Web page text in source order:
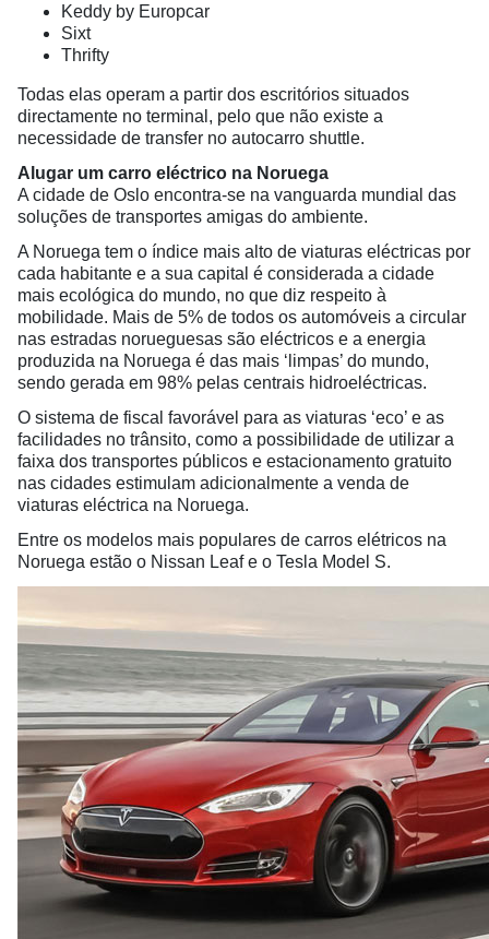
Keddy by Europcar
Sixt
Thrifty
Todas elas operam a partir dos escritórios situados
directamente no terminal, pelo que não existe a
necessidade de transfer no autocarro shuttle.
Alugar um carro eléctrico na Noruega
A cidade de Oslo encontra-se na vanguarda mundial das
soluções de transportes amigas do ambiente.
A Noruega tem o índice mais alto de viaturas eléctricas por
cada habitante e a sua capital é considerada a cidade
mais ecológica do mundo, no que diz respeito à
mobilidade. Mais de 5% de todos os automóveis a circular
nas estradas norueguesas são eléctricos e a energia
produzida na Noruega é das mais ‘limpas’ do mundo,
sendo gerada em 98% pelas centrais hidroeléctricas.
O sistema de fiscal favorável para as viaturas ‘eco’ e as
facilidades no trânsito, como a possibilidade de utilizar a
faixa dos transportes públicos e estacionamento gratuito
nas cidades estimulam adicionalmente a venda de
viaturas eléctrica na Noruega.
Entre os modelos mais populares de carros elétricos na
Noruega estão o Nissan Leaf e o Tesla Model S.